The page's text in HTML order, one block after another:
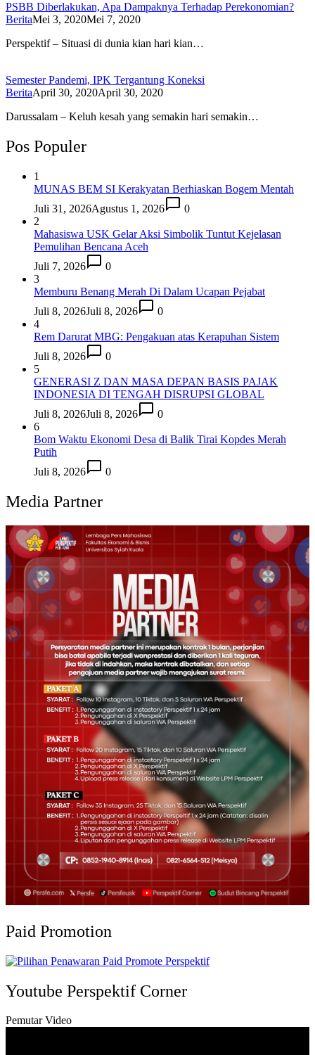
PSBB Diberlakukan, Apa Dampaknya Terhadap Perekonomian?
BeritaMei 3, 2020Mei 7, 2020
Perspektif – Situasi di dunia kian hari kian…
Semester Pandemi, IPK Tergantung Koneksi
BeritaApril 30, 2020April 30, 2020
Darussalam – Keluh kesah yang semakin hari semakin…
Pos Populer
1
MUNAS BEM SI Kerakyatan Berhiaskan Bogem Mentah
Juli 31, 2026Agustus 1, 2026
0
2
Mahasiswa USK Gelar Aksi Simbolik Tuntut Kejelasan
Pemulihan Bencana Aceh
Juli 7, 2026
0
3
Memburu Benang Merah Di Dalam Ucapan Pejabat
Juli 8, 2026Juli 8, 2026
0
4
Rem Darurat MBG: Pengakuan atas Kerapuhan Sistem
Juli 8, 2026
0
5
GENERASI Z DAN MASA DEPAN BASIS PAJAK
INDONESIA DI TENGAH DISRUPSI GLOBAL
Juli 8, 2026Juli 8, 2026
0
6
Bom Waktu Ekonomi Desa di Balik Tirai Kopdes Merah
Putih
Juli 8, 2026
0
Media Partner
Paid Promotion
Youtube Perspektif Corner
Pemutar Video